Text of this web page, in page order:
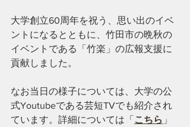
大学創立60周年を祝う、思い出のイベ
ントになるとともに、竹田市の晩秋の
イベントである「竹楽」の広報支援に
貢献しました。
なお当日の様子については、大学の公
式Youtubeである芸短TVでも紹介され
ています。詳細については「 こちら 」